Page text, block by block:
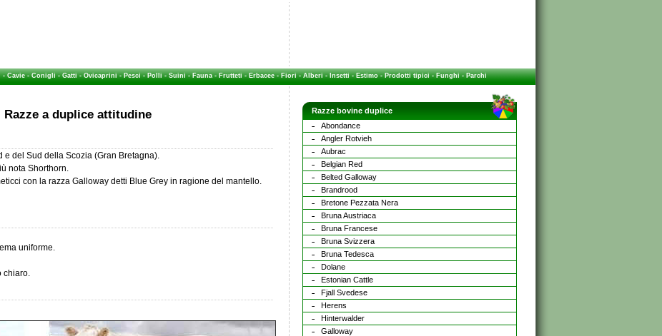
-Cavie-Conigli-Gatti-Ovicaprini-Pesci-Polli-Suini-Fauna-Frutteti-Erbacee-Fiori-Alberi-Insetti-Estimo-Prodotti tipici-Funghi-Parchi
Razze a duplice attitudine
del Sud della Scozia (Gran Bretagna).
nota Shorthorn.
con la razza Galloway detti Blue Grey in ragione del mantello.
uniforme.
chiaro.
Razze bovine duplice
Abondance
Angler Rotvieh
Aubrac
Belgian Red
Belted Galloway
Brandrood
Bretone Pezzata Nera
Bruna Austriaca
Bruna Francese
Bruna Svizzera
Bruna Tedesca
Dolane
Estonian Cattle
Fjall Svedese
Herens
Hinterwalder
Galloway